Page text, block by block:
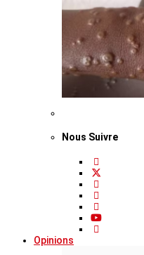
Nous Suivre
Opinions